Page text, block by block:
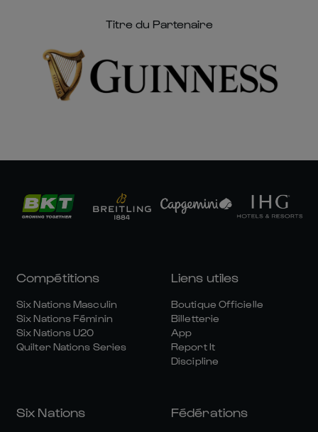
Titre du Partenaire
Compétitions
Six Nations Masculin
Six Nations Féminin
Six Nations U20
Quilter Nations Series
Liens utiles
Boutique Officielle
Billetterie
App
Report It
Discipline
Six Nations Fédérations